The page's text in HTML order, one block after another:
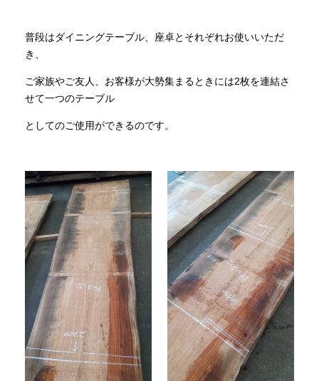
普段はダイニングテーブル、座卓とそれぞれお使いいただ
き、
ご家族やご友人、お客様が大勢集まるときには2枚を連結さ
せて一つのテーブル
としてのご使用ができるのです。